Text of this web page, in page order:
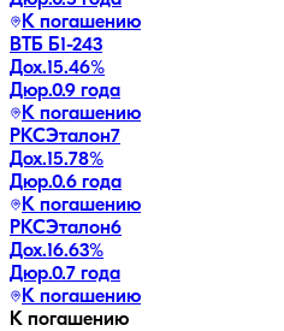
К погашению
ВТБ Б1-243
Дох.15.46%
Дюр.0.9 года
К погашению
РКСЭталон7
Дох.15.78%
Дюр.0.6 года
К погашению
РКСЭталон6
Дох.16.63%
Дюр.0.7 года
К погашению
К погашению